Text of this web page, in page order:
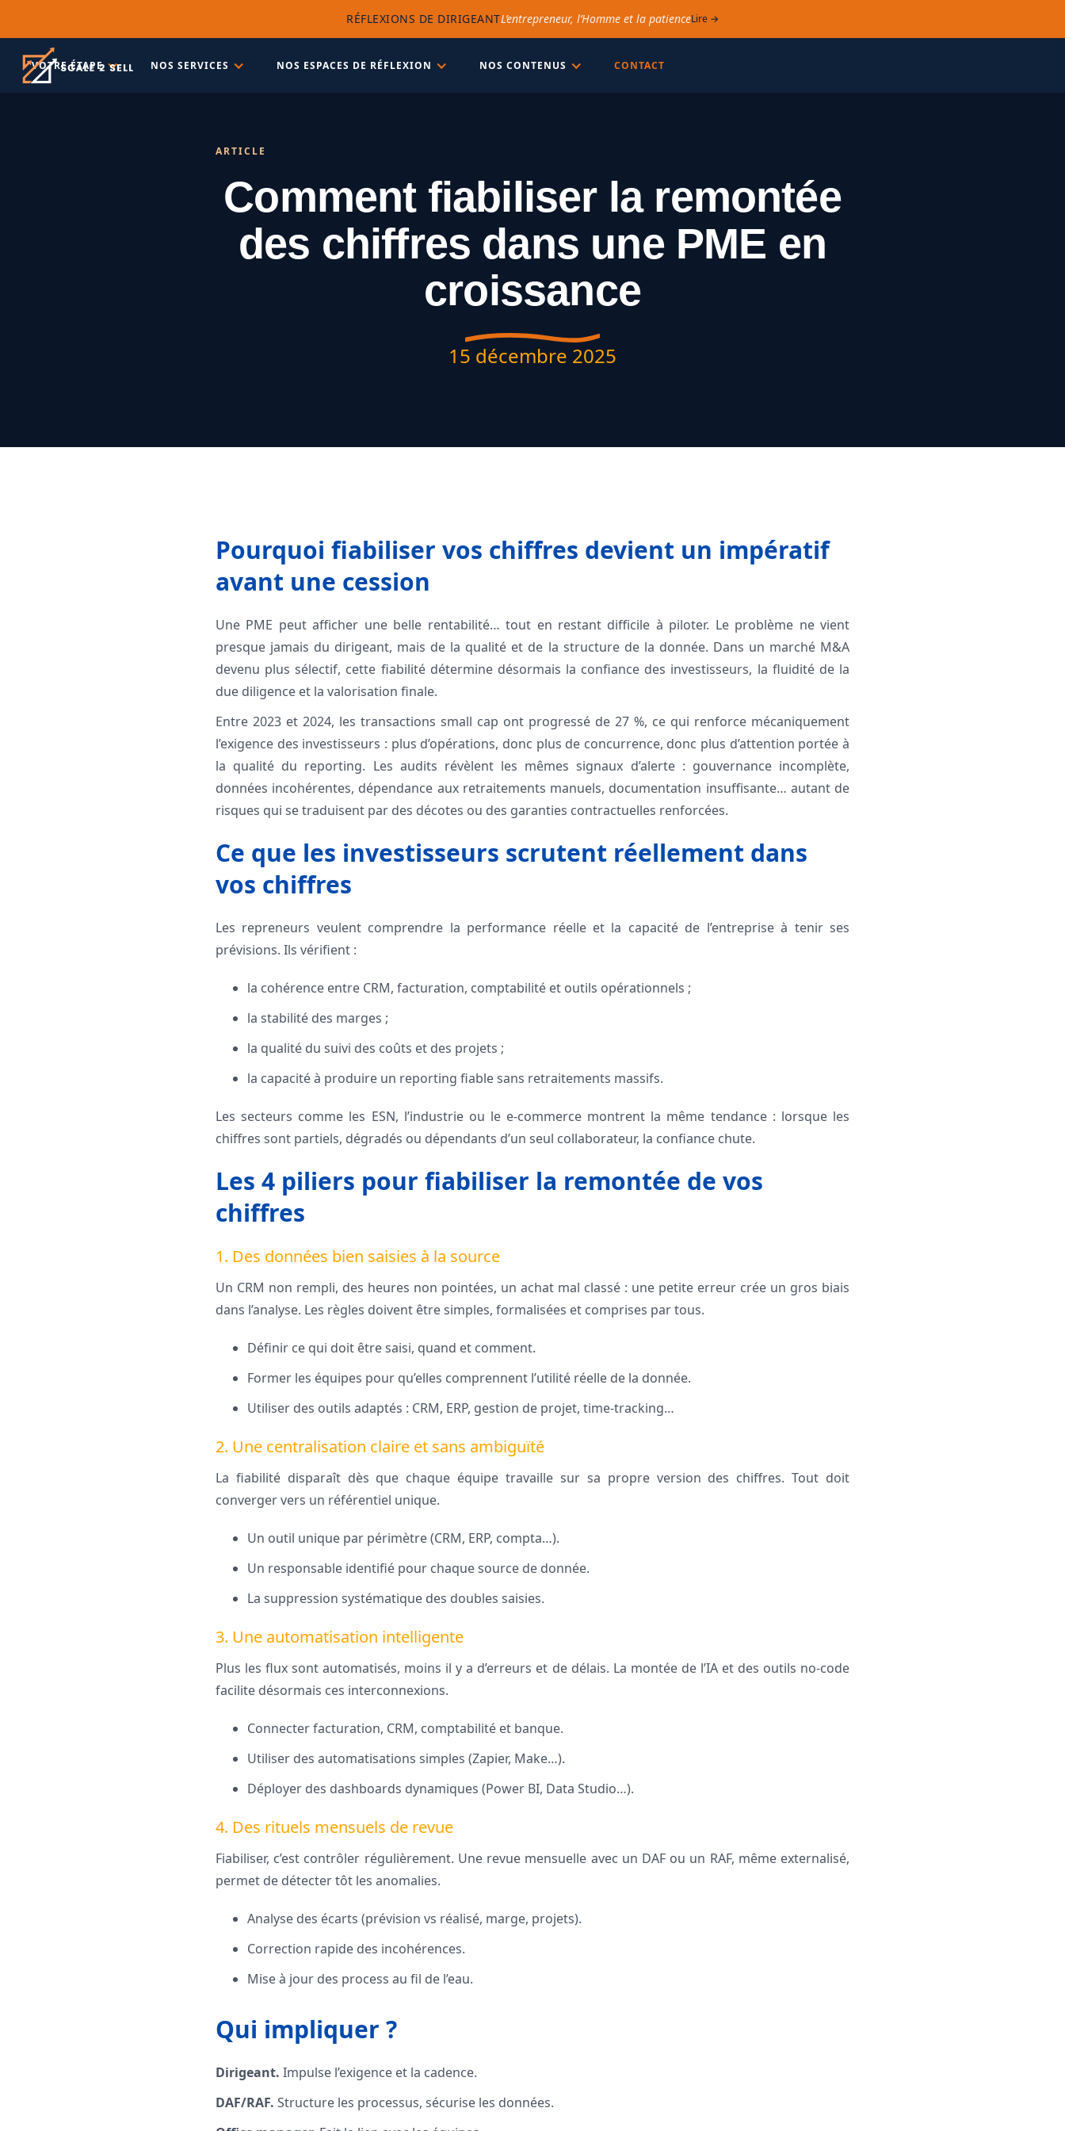
RÉFLEXIONS DE DIRIGEANTL’entrepreneur, l’Homme et la patienceLire →
VOTRE ÉTAPE NOS SERVICES NOS ESPACES DE RÉFLEXION NOS CONTENUS CONTACT
ARTICLE
Comment fiabiliser la remontée
des chiffres dans une PME en
croissance
15 décembre 2025
Pourquoi fiabiliser vos chiffres devient un impératif
avant une cession
Une PME peut afficher une belle rentabilité… tout en restant difficile à piloter. Le problème ne vient
presque jamais du dirigeant, mais de la qualité et de la structure de la donnée. Dans un marché M&A
devenu plus sélectif, cette fiabilité détermine désormais la confiance des investisseurs, la fluidité de la
due diligence et la valorisation finale.
Entre 2023 et 2024, les transactions small cap ont progressé de 27 %, ce qui renforce mécaniquement
l’exigence des investisseurs : plus d’opérations, donc plus de concurrence, donc plus d’attention portée à
la qualité du reporting. Les audits révèlent les mêmes signaux d’alerte : gouvernance incomplète,
données incohérentes, dépendance aux retraitements manuels, documentation insuffisante… autant de
risques qui se traduisent par des décotes ou des garanties contractuelles renforcées.
Ce que les investisseurs scrutent réellement dans
vos chiffres
Les repreneurs veulent comprendre la performance réelle et la capacité de l’entreprise à tenir ses
prévisions. Ils vérifient :
la cohérence entre CRM, facturation, comptabilité et outils opérationnels ;
la stabilité des marges ;
la qualité du suivi des coûts et des projets ;
la capacité à produire un reporting fiable sans retraitements massifs.
Les secteurs comme les ESN, l’industrie ou le e‑commerce montrent la même tendance : lorsque les
chiffres sont partiels, dégradés ou dépendants d’un seul collaborateur, la confiance chute.
Les 4 piliers pour fiabiliser la remontée de vos
chiffres
1. Des données bien saisies à la source
Un CRM non rempli, des heures non pointées, un achat mal classé : une petite erreur crée un gros biais
dans l’analyse. Les règles doivent être simples, formalisées et comprises par tous.
Définir ce qui doit être saisi, quand et comment.
Former les équipes pour qu’elles comprennent l’utilité réelle de la donnée.
Utiliser des outils adaptés : CRM, ERP, gestion de projet, time-tracking…
2. Une centralisation claire et sans ambiguïté
La fiabilité disparaît dès que chaque équipe travaille sur sa propre version des chiffres. Tout doit
converger vers un référentiel unique.
Un outil unique par périmètre (CRM, ERP, compta…).
Un responsable identifié pour chaque source de donnée.
La suppression systématique des doubles saisies.
3. Une automatisation intelligente
Plus les flux sont automatisés, moins il y a d’erreurs et de délais. La montée de l’IA et des outils no-code
facilite désormais ces interconnexions.
Connecter facturation, CRM, comptabilité et banque.
Utiliser des automatisations simples (Zapier, Make…).
Déployer des dashboards dynamiques (Power BI, Data Studio…).
4. Des rituels mensuels de revue
Fiabiliser, c’est contrôler régulièrement. Une revue mensuelle avec un DAF ou un RAF, même externalisé,
permet de détecter tôt les anomalies.
Analyse des écarts (prévision vs réalisé, marge, projets).
Correction rapide des incohérences.
Mise à jour des process au fil de l’eau.
Qui impliquer ?
Dirigeant. Impulse l’exigence et la cadence.
DAF/RAF. Structure les processus, sécurise les données.